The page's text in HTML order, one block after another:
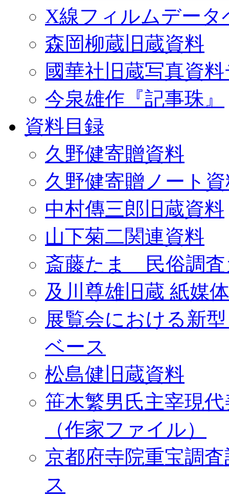
X線フィルムデータ
森岡柳蔵旧蔵資料
國華社旧蔵写真資
今泉雄作『記事珠』
資料目録
久野健寄贈資料
久野健寄贈ノート
中村傳三郎旧蔵資料
山下菊二関連資料
斎藤たま 民俗調査
及川尊雄旧蔵 紙媒
展覧会における新
ベース
松島健旧蔵資料
笹木繁男氏主宰現
（作家ファイル）
京都府寺院重宝調
ス